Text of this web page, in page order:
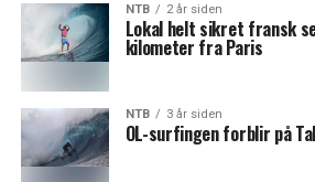
NTB 2 år siden
Lokal helt sikret fransk
kilometer fra Paris
NTB 3 år siden
OL-surfingen forblir på